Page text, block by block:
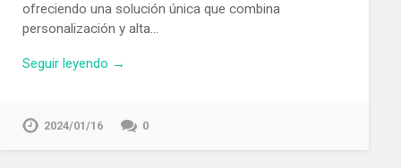
ofreciendo una solución única que combina
personalización y alta…
Seguir leyendo →
2024/01/16 0